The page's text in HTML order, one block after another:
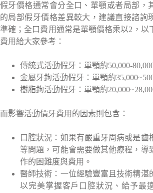
假牙價格通常會分全口、單顎或者局部，
的局部假牙價格差異較大，建議直接諮詢
準確；全口費用通常是單顎價格乘以2，以
費用給大家參考：
傳統式活動假牙：單顎約50,000-
金屬牙鉤活動假牙：單顎約
樹脂鉤活動假牙：單顎約
而影響活動價牙費用的因素則包含：
口腔狀況：如果有嚴重牙周病或是齒
等問題，可能會需要做其他療程，導
作的困難度與費用。
醫師技術：一位經驗豐富且技術精湛
以完美掌握客戶口腔狀況、給予最